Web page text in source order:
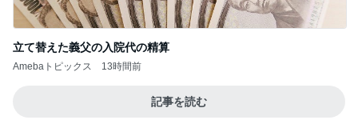
立て替えた義父の入院代の精算
Amebaトピックス 13時間前
記事を読む